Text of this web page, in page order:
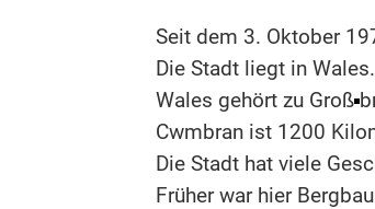
Seit dem 3. Oktober
Die Stadt liegt in Wales.
Wales gehört zu Groß
Cwmbran ist 1200
Die Stadt hat viele
Früher war hier